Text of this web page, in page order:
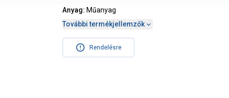
Anyag: Műanyag
További termékjellemzők
Rendelésre